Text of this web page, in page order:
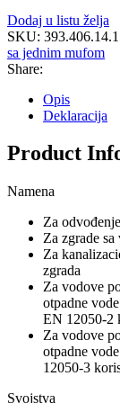
Dodaj u listu želja
SKU: 393.406.14.1
sa jednim mufom
Share:
Opis
Deklaracija
Product
Namena
Za
Za zgrade
Za
zgrada
Za vodove
otpadne
EN 12050-2
Za vodove
otpadne
12050-3
Svojstva